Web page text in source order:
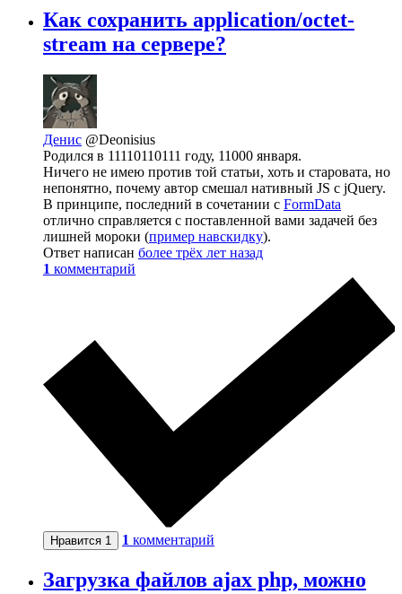
Как сохранить application/octet-
stream на сервере?
Денис @Deonisius
Родился в 11110110111 году, 11000 января.
Ничего не имею против той статьи, хоть и старовата, но
непонятно, почему автор смешал нативный JS с jQuery.
В принципе, последний в сочетании с FormData
отлично справляется с поставленной вами задачей без
лишней мороки (пример навскидку).
Ответ написан более трёх лет назад
1 комментарий
Нравится 1 1 комментарий
Загрузка файлов ajax php, можно